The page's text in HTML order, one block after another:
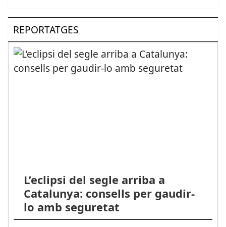
REPORTATGES
L’eclipsi del segle arriba a
Catalunya: consells per gaudir-
lo amb seguretat